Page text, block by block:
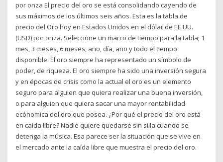
por onza El precio del oro se está consolidando cayendo de
sus máximos de los últimos seis años. Esta es la tabla de
precio del Oro hoy en Estados Unidos en el dólar de EE.UU.
(USD) por onza. Seleccione un marco de tiempo para la tabla; 1
mes, 3 meses, 6 meses, año, día, año y todo el tiempo
disponible. El oro siempre ha representado un símbolo de
poder, de riqueza. El oro siempre ha sido una inversión segura
y en épocas de crisis como la actual el oro es un elemento
seguro para alguien que quiera realizar una buena inversión,
o para alguien que quiera sacar una mayor rentabilidad
ecónomica del oro que posea. ¿Por qué el precio del oro está
en caída libre? Nadie quiere quedarse sin silla cuando se
detenga la música. Esa parece ser la situación que se vive en
el mercado ante la caída libre que muestra el precio del oro.